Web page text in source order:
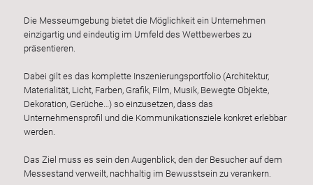
Die Messeumgebung bietet die Möglichkeit ein Unternehmen
einzigartig und eindeutig im Umfeld des Wettbewerbes zu
präsentieren.
Dabei gilt es das komplette Inszenierungsportfolio (Architektur,
Materialität, Licht, Farben, Grafik, Film, Musik, Bewegte Objekte,
Dekoration, Gerüche…) so einzusetzen, dass das
Unternehmensprofil und die Kommunikationsziele konkret erlebbar
werden.
Das Ziel muss es sein den Augenblick, den der Besucher auf dem
Messestand verweilt, nachhaltig im Bewusstsein zu verankern.